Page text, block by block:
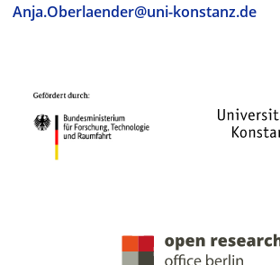
Anja.Oberlaender@uni-konstanz.de